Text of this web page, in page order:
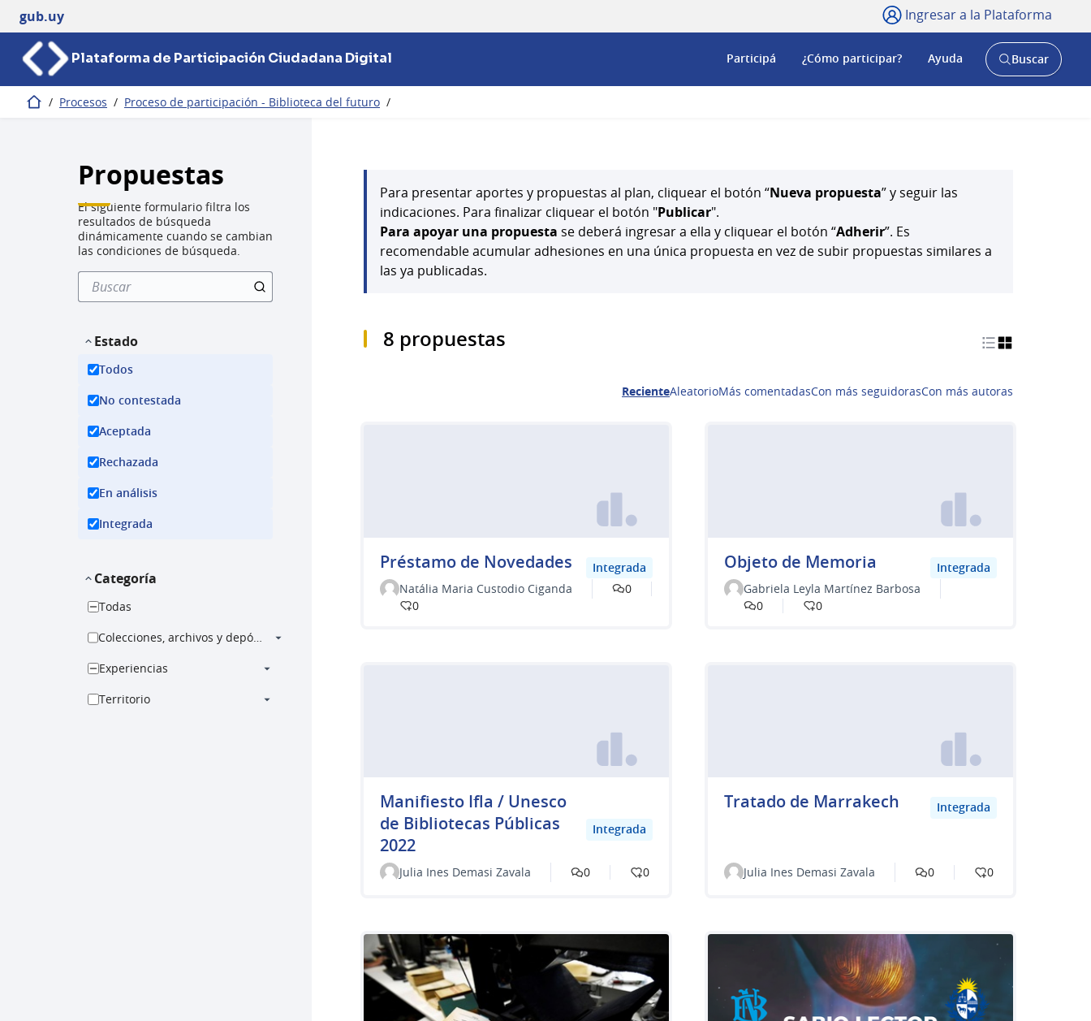
gub.uy Ingresar a la Plataforma
Plataforma de Participación Ciudadana Digital Participá ¿Cómo participar? Ayuda
AbrirBuscar
Inicio / Procesos / Proceso de participación - Biblioteca del futuro /
Propuestas
El siguiente formulario filtra los
resultados de búsqueda
dinámicamente cuando se cambian
las condiciones de búsqueda.
Estado
Todos
No contestada
Aceptada
Rechazada
En análisis
Integrada
Categoría
Todas
Colecciones, archivos y depósito
Experiencias
Territorio
Para presentar aportes y propuestas al plan, cliquear el botón “Nueva propuesta” y seguir las
indicaciones. Para finalizar cliquear el botón "Publicar".
Para apoyar una propuesta se deberá ingresar a ella y cliquear el botón “Adherir”. Es
recomendable acumular adhesiones en una única propuesta en vez de subir propuestas similares a
las ya publicadas.
8 propuestas
RecienteAleatorioMás comentadasCon más seguidorasCon más autoras
Préstamo de Novedades
Integrada
Natália Maria Custodio Ciganda
0
0
Objeto de Memoria
Integrada
Gabriela Leyla Martínez Barbosa
0
0
Manifiesto Ifla / Unesco
de Bibliotecas Públicas
2022
Integrada
Julia Ines Demasi Zavala 0 0
Tratado de Marrakech Integrada
Julia Ines Demasi Zavala 0 0